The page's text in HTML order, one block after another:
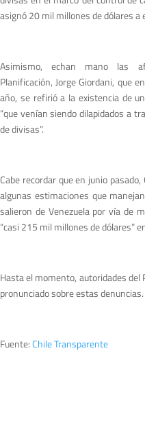
asignó 20 mil millones de dólares
Asimismo, echan mano las
Planificación, Jorge Giordani, que
año, se refirió a la existencia de
“que venían siendo dilapidados a
de divisas”.
Cabe recordar que en junio
algunas estimaciones que
salieron de Venezuela por vía de
“casi 215 mil millones de dólares”
Hasta el momento, autoridades del
pronunciado sobre estas denuncias.
Fuente:Chile Transparente